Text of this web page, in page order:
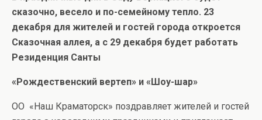
сказочно, весело и по-семейному тепло. 23
декабря для жителей и гостей города откроется
Сказочная аллея, а с 29 декабря будет работать
Резиденция Санты
«Рождественский вертеп» и «Шоу-шар»
ОО «Наш Краматорск» поздравляет жителей и гостей